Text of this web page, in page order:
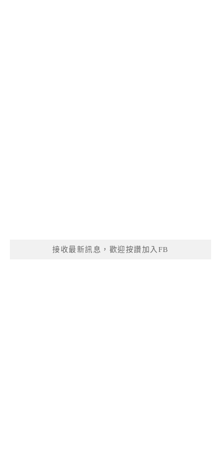
接收最新訊息，歡迎按讚加入FB